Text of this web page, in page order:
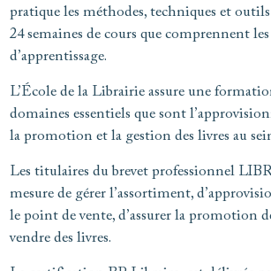
pratique les méthodes, techniques et outils
24 semaines de cours que comprennent les
d’apprentissage.
L’École de la Librairie assure une
domaines essentiels que sont
la promotion et la gestion des livres au
Les titulaires du brevet professionnel
mesure de gérer l’assortiment,
le point de vente, d’assurer la promotion
vendre des livres.